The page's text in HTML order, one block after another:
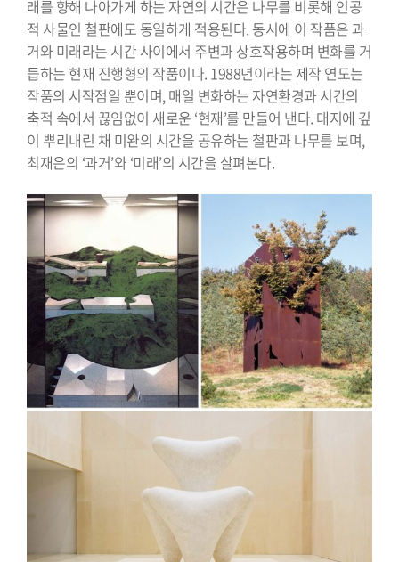
래를 향해 나아가게 하는 자연의 시간은 나무를 비롯해 인공
적 사물인 철판에도 동일하게 적용된다. 동시에 이 작품은 과
거와 미래라는 시간 사이에서 주변과 상호작용하며 변화를 거
듭하는 현재 진행형의 작품이다. 1988년이라는 제작 연도는
작품의 시작점일 뿐이며, 매일 변화하는 자연환경과 시간의
축적 속에서 끊임없이 새로운 ‘현재’를 만들어 낸다. 대지에 깊
이 뿌리내린 채 미완의 시간을 공유하는 철판과 나무를 보며,
최재은의 ‘과거’와 ‘미래’의 시간을 살펴본다.